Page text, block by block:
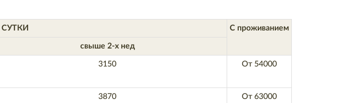
СУТКИ С проживанием
свыше 2-х нед
3150 От 54000
3870 От 63000